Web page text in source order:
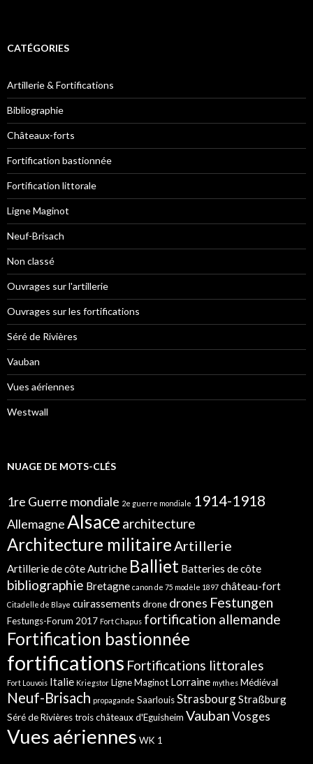
CATÉGORIES
Artillerie & Fortifications
Bibliographie
Châteaux-forts
Fortification bastionnée
Fortification littorale
Ligne Maginot
Neuf-Brisach
Non classé
Ouvrages sur l'artillerie
Ouvrages sur les fortifications
Séré de Rivières
Vauban
Vues aériennes
Westwall
NUAGE DE MOTS-CLÉS
1re Guerre mondiale 2e guerre mondiale 1914-1918
AllemagneAlsace architecture
Architecture militaire Artillerie
Artillerie de côte Autriche Balliet Batteries de côte
bibliographie Bretagne canon de 75 modèle 1897 château-fort
Citadelle de Blaye cuirassements drone drones Festungen
Festungs-Forum 2017 Fort Chapus fortification allemande
Fortification bastionnée
fortifications Fortifications littorales
Fort Louvois Italie Kriegstor Ligne Maginot Lorraine mythes Médiéval
Neuf-Brisach propagande SaarlouisStrasbourgStraßburg
Séré de Rivièrestrois châteaux d'Eguisheim VaubanVosges
Vues aériennes WK 1